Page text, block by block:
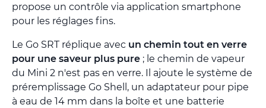
propose un contrôle via application smartphone
pour les réglages fins.
Le Go SRT réplique avec un chemin tout en verre
pour une saveur plus pure ; le chemin de vapeur
du Mini 2 n'est pas en verre. Il ajoute le système de
préremplissage Go Shell, un adaptateur pour pipe
à eau de 14 mm dans la boîte et une batterie